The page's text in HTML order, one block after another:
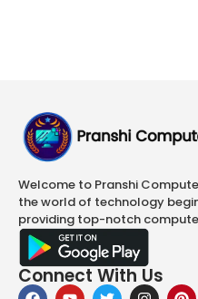
Welcome to Pranshi
the world of technology
providing top-notch
Connect With Us